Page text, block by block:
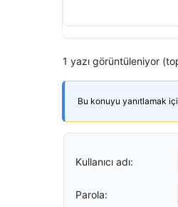
1 yazı görüntüleniyor
Bu konuyu yanıtlamak
Kullanıcı adı:
Parola: